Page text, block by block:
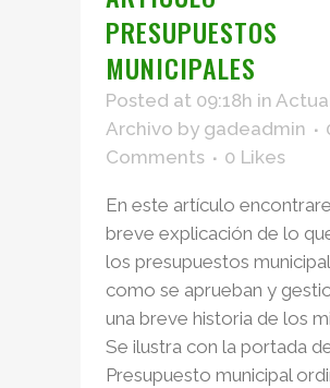
PRESUPUESTOS
MUNICIPALES
Posted at 09:18h in
Archivo by gadeadmin
Comments
0 Likes
En este artículo
breve explicación de lo
los presupuestos
como se aprueban y
una breve historia de los
Se ilustra con la portada
Presupuesto municipal